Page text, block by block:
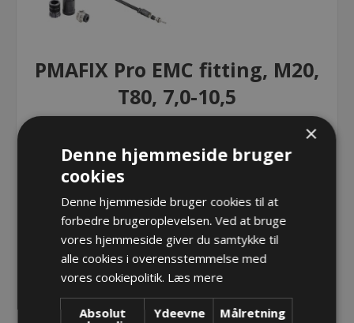
PMAFIX Pro EMC fitting, M20,
T80, 7,0-10,5
7,0-10,5
PMAFIX Pro EMC fitting, M20, T80, 7,0-10,5
Varenr.: NKEZ-M207T/B4
Producent: PMA - ABB Schweitzerland Ltd
Opret konto for at se priser
×
Denne hjemmeside bruger
cookies
Denne hjemmeside bruger cookies til at
forbedre brugeroplevelsen. Ved at bruge
vores hjemmeside giver du samtykke til
alle cookies i overensstemmelse med
vores cookiepolitik. Læs mere
Absolut
Ydeevne Målretning